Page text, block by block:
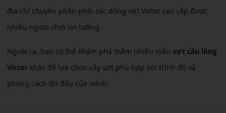
địa chỉ chuyên phân phối các dòng vợt Victor cao cấp được
nhiều người chơi tin tưởng.
Ngoài ra, bạn có thể khám phá thêm nhiều mẫu vợt cầu lông
Victor khác để lựa chọn cây vợt phù hợp với trình độ và
phong cách thi đấu của mình.